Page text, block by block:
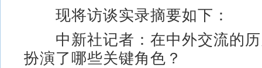
现将访谈实录摘要如下：
中新社记者：在中外交流的历
扮演了哪些关键角色？